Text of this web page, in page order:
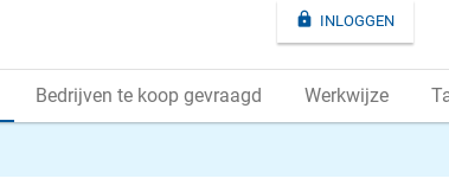
 INLOGGEN
Bedrijven te koop gevraagd Werkwijze